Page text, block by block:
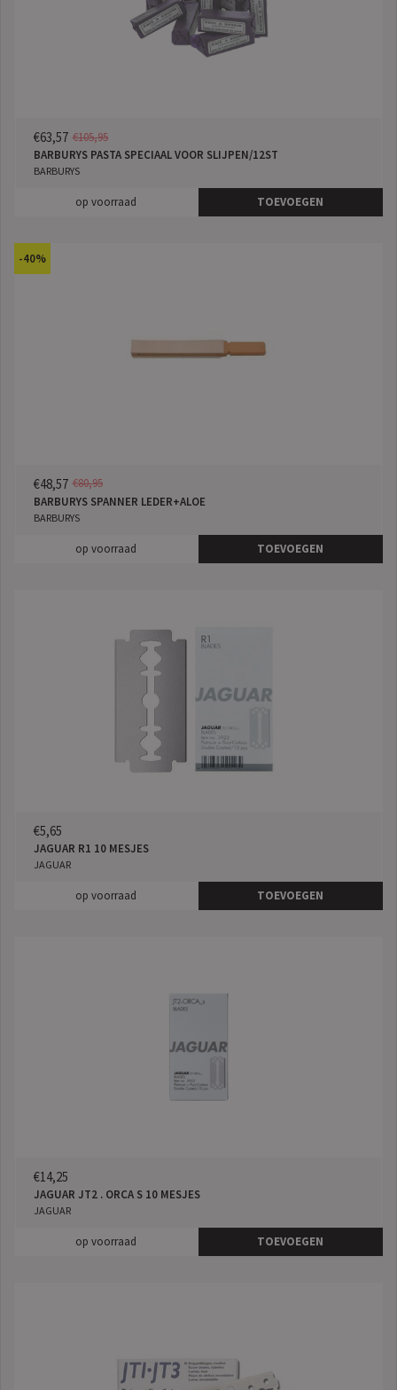
€63,57 €105,95
BARBURYS PASTA SPECIAAL VOOR SLIJPEN/12ST
BARBURYS
op voorraad TOEVOEGEN
-40%
€48,57 €80,95
BARBURYS SPANNER LEDER+ALOE
BARBURYS
op voorraad TOEVOEGEN
€5,65
JAGUAR R1 10 MESJES
JAGUAR
op voorraad TOEVOEGEN
€14,25
JAGUAR JT2 . ORCA S 10 MESJES
JAGUAR
op voorraad TOEVOEGEN